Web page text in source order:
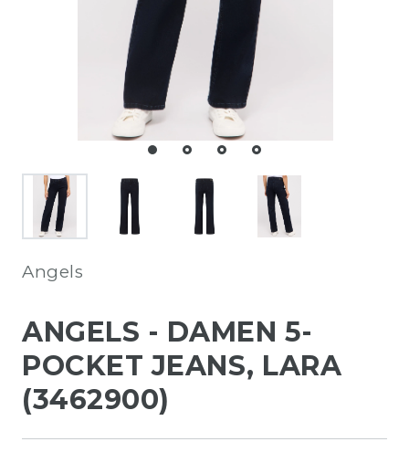
Angels
ANGELS - DAMEN 5-
POCKET JEANS, LARA
(3462900)